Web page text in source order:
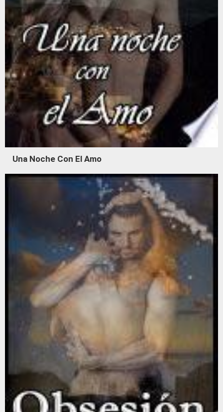
Una Noche Con El Amo